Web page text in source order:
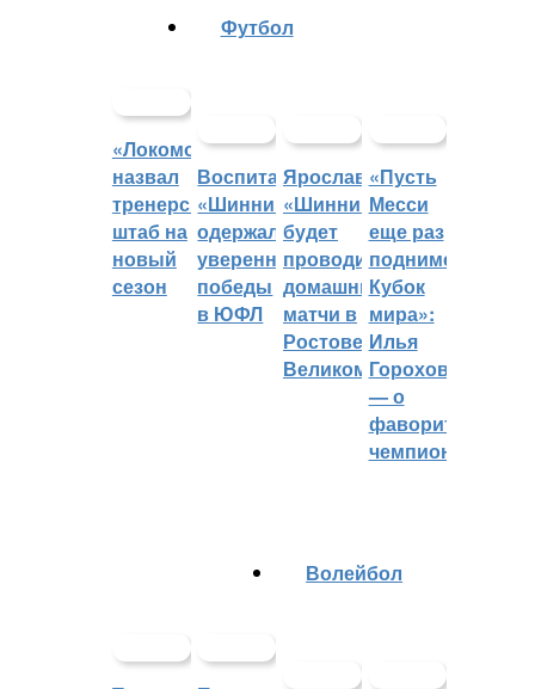
«Локомотив»
назвал
тренерский
штаб на
новый
сезон
Футбол
Воспитанники
«Шинника»
одержали
уверенные
победы
в ЮФЛ
Ярославский
«Шинник»
будет
проводить
домашние
матчи в
Ростове
Великом
«Пусть
Месси
еще раз
поднимет
Кубок
мира»:
Илья
Горохов
— о
фаворитах
чемпионата
Волейбол